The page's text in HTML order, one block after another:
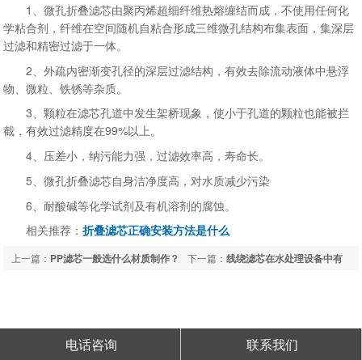
1、微孔折叠滤芯由聚丙烯超细纤维热熔缠结而成，不使用任何化
学粘合剂，纤维在空间随机自粘合形成三维微孔结构布集表面，集深层
过滤和精密过滤于一体。
2、外疏内密渐变孔径的深层过滤结构，有效去除流动液体中悬浮
物、微粒、铁锈等杂质。
3、颗粒在滤芯孔道中发生架桥现象，使小于孔道的颗粒也能被拦
截，有效过滤精度在99%以上。
4、压差小，纳污能力强，过滤效率高，寿命长。
5、微孔折叠滤芯自身洁净度高，对水质减少污染
6、耐酸碱等化学试剂及有机溶剂的腐蚀。
相关推荐：折叠滤芯正确安装方法是什么
下一篇：线绕滤芯在水处理设备中有
上一篇： PP滤芯一般选什么材质制作？
电话咨询 联系我们